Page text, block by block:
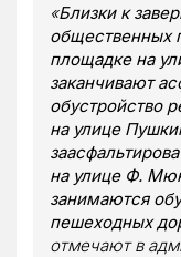
«Близки к
общественных
площадке на
заканчивают
обустройство
на улице
на улице Ф.
занимаются
пешеходных
отмечают в